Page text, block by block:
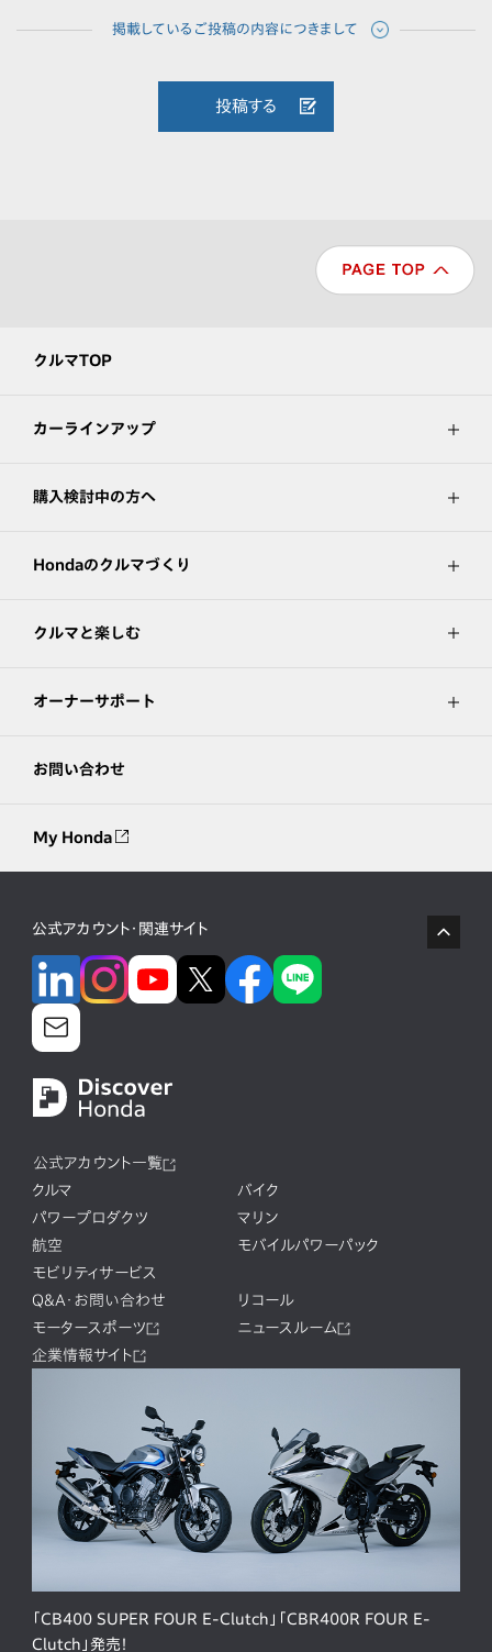
投稿する
クルマTOP
カーラインアップ
購入検討中の方へ
Hondaのクルマづくり
クルマと楽しむ
オーナーサポート
お問い合わせ
My Honda
公式アカウント・関連サイト
公式アカウント一覧
クルマ
バイク
パワープロダクツ
マリン
航空
モバイルパワーパック
モビリティサービス
Q&A・お問い合わせ
リコール
モータースポーツ
ニュースルーム
企業情報サイト
「CB400 SUPER FOUR E-Clutch」「CBR400R FOUR E-
Clutch」発売！